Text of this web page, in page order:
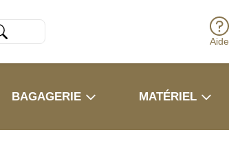
Aide
BAGAGERIE MATÉRIEL